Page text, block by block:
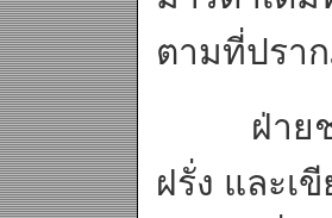
ตามที่ปรา
ฝ่ายชาว
ฝรั่ง และเ